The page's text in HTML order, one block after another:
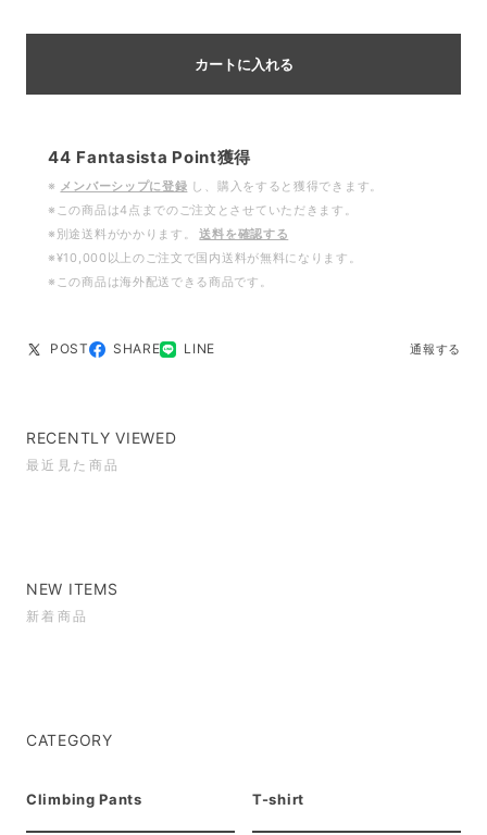
カートに入れる
44 Fantasista Point獲得
※ メンバーシップに登録 し、購入をすると獲得できます。
※この商品は4点までのご注文とさせていただきます。
※別途送料がかかります。
送料を確認する
※¥10,000以上のご注文で国内送料が無料になります。
※この商品は海外配送できる商品です。
POST SHARE LINE 通報する
RECENTLY VIEWED
最近見た商品
NEW ITEMS
新着商品
CATEGORY
Climbing Pants T-shirt